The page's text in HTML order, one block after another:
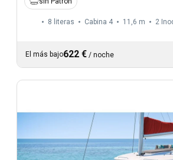
8 literas Cabina 4 11,6 m 2
El más bajo622 € / noche